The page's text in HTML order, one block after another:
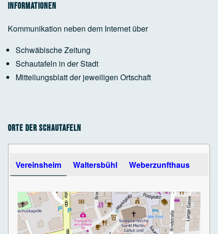
Informationen
Kommunikation neben dem Internet über
Schwäbische Zeitung
Schautafeln in der Stadt
Mitteilungsblatt der jeweiligen Ortschaft
Orte der Schautafeln
Use the arrow keys to navigate between tabs
Vereinsheim Waltersbühl Weberzunfthaus